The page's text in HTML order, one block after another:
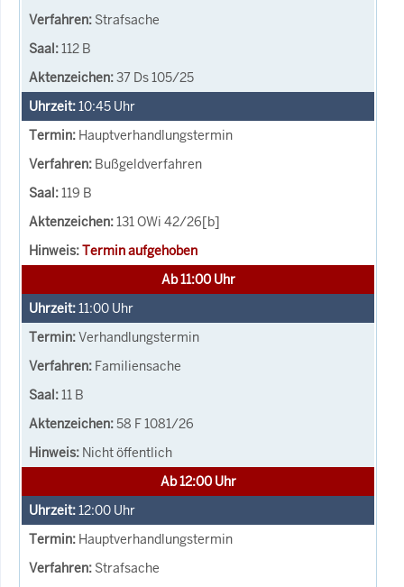
Strafsache
112 B
37 Ds 105/25
10:45 Uhr
Hauptverhandlungstermin
Bußgeldverfahren
119 B
131 OWi 42/26[b]
Termin aufgehoben
Ab 11:00 Uhr
11:00 Uhr
Verhandlungstermin
Familiensache
11 B
58 F 1081/26
Nicht öffentlich
Ab 12:00 Uhr
12:00 Uhr
Hauptverhandlungstermin
Strafsache